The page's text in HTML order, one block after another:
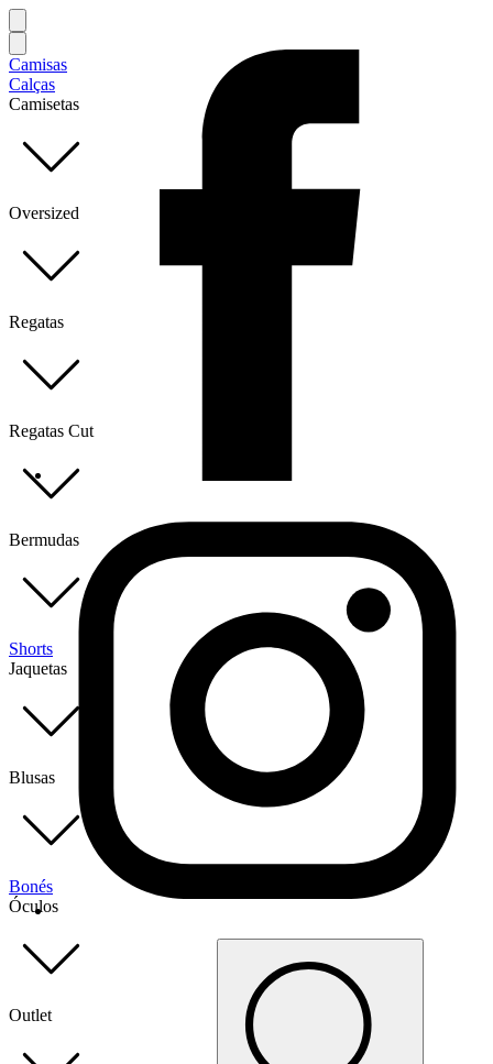
Camisas
Calças
Camisetas
Oversized
Regatas
Regatas Cut
Bermudas
Shorts
Jaquetas
Blusas
Bonés
Óculos
Outlet